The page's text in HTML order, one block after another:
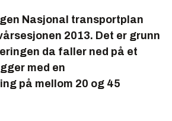
Nasjonal transportplan
2013. Det er grunn
da faller ned på et
med en
på mellom 20 og 45